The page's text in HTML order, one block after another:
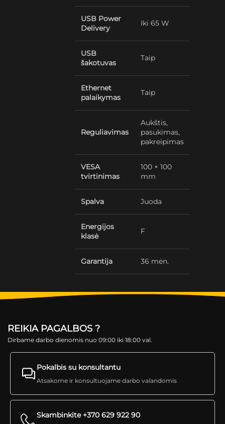
USB Power
Delivery
Iki 65 W
USB
šakotuvas
Taip
Ethernet
palaikymas
Taip
Reguliavimas
Aukštis,
pasukimas,
pakreipimas
VESA
tvirtinimas
100 × 100
mm
Spalva Juoda
Energijos
klasė
F
Garantija 36 mėn.
REIKIA PAGALBOS ?
Dirbame darbo dienomis nuo 09:00 iki 18:00 val.
Pokalbis su konsultantu
Atsakome ir konsultuojame darbo valandomis
Skambinkite +370 629 922 90